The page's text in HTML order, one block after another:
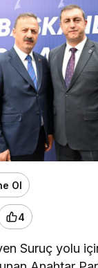
Ol
4
Suruç yolu